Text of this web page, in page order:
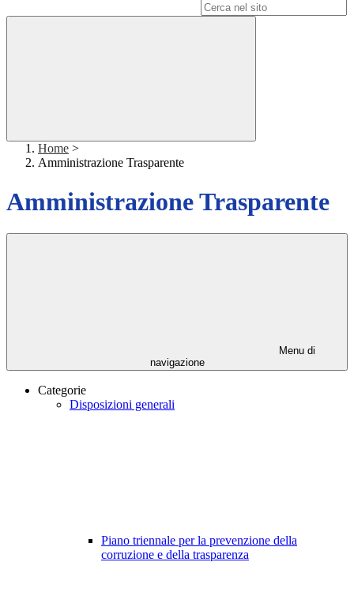
Home >
Amministrazione Trasparente
Amministrazione Trasparente
Menu di
navigazione
Categorie
Disposizioni generali
Piano triennale per la prevenzione della
corruzione e della trasparenza